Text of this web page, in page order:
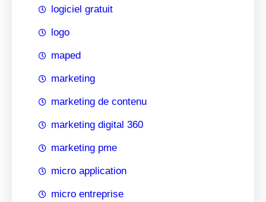
logiciel gratuit
logo
maped
marketing
marketing de contenu
marketing digital 360
marketing pme
micro application
micro entreprise